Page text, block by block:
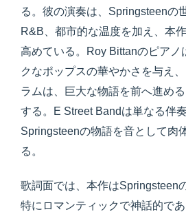
る。彼の演奏は、Springsteenの
R&B、都市的な温度を加え、本
高めている。Roy Bittanのピアノ
クなポップスの華やかさを与え
ラムは、巨大な物語を前へ進め
する。E Street Bandは単なる伴
Springsteenの物語を音として肉
る。
歌詞面では、本作はSpringsteen
特にロマンティックで神話的で